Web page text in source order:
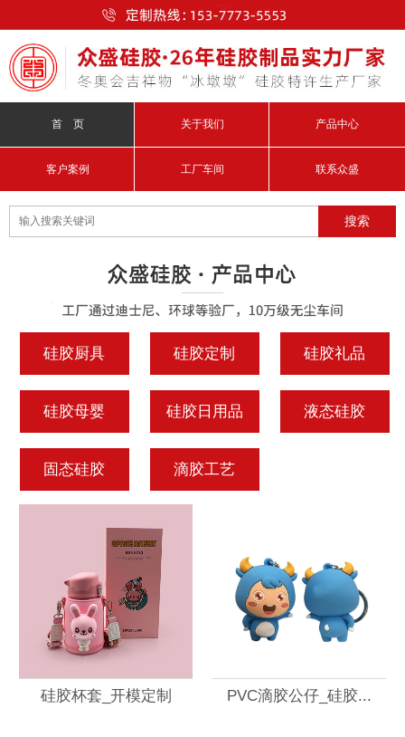
首 页 关于我们 产品中心
客户案例 工厂车间 联系众盛
硅胶厨具 硅胶定制 硅胶礼品
硅胶母婴 硅胶日用品 液态硅胶
固态硅胶 滴胶工艺
硅胶杯套_开模定制 PVC滴胶公仔_硅胶...